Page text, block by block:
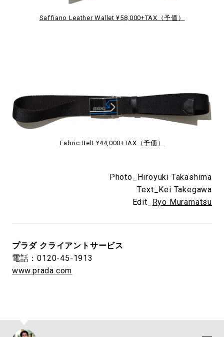
Saffiano Leather Wallet ¥58,000+TAX（予価）
Fabric Belt ¥44,000+TAX（予価）
Photo_Hiroyuki Takashima
Text_Kei Takegawa
Edit_
Ryo Muramatsu
プラダ クライアントサービス
電話：0120-45-1913
www.prada.com